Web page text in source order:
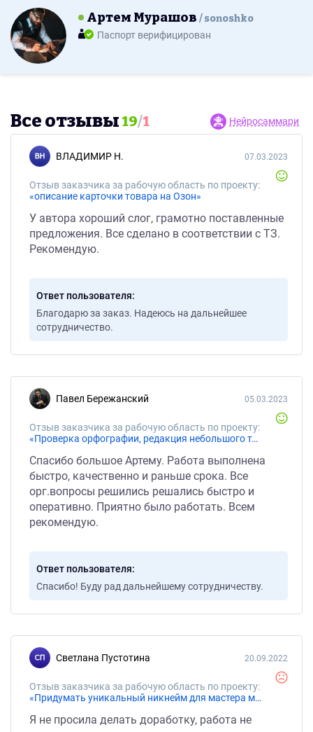
Артем Мурашов sonoshko
Паспорт верифицирован
Все отзывы19/1 Нейросаммари
ВЛАДИМИР Н.
Отзыв заказчика за рабочую область по проекту:
«описание карточки товара на Озон»
07.03.2023
У автора хороший слог, грамотно поставленные
предложения. Все сделано в соответствии с ТЗ.
Рекомендую.
Ответ пользователя
Благодарю за заказ. Надеюсь на дальнейшее
сотрудничество.
Павел Бережанский
Отзыв заказчика за рабочую область по проекту:
«Проверка орфографии, редакция небольшого текста (рассказа) на 5 страниц (11063 знаков)»
05.03.2023
Спасибо большое Артему. Работа выполнена
быстро, качественно и раньше срока. Все
орг.вопросы решились решались быстро и
оперативно. Приятно было работать. Всем
рекомендую.
Ответ пользователя
Спасибо! Буду рад дальнейшему сотрудничеству.
Светлана Пустотина
Отзыв заказчика за рабочую область по проекту:
«Придумать уникальный никнейм для мастера маникюра»
20.09.2022
Я не просила делать доработку, работа не